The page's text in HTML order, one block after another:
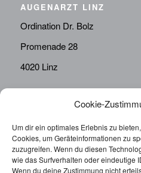
Cookie-
Um dir ein optimales Erlebnis zu
Cookies, um Geräteinformationen zu
zuzugreifen. Wenn du diesen
wie das Surfverhalten oder eindeutige
Wenn du deine Zustimmung nicht
AUGENARZT LINZ
Ordination Dr. Bolz
Promenade 28
4020 Linz
Telefon:
0676814287655
sekretariat@drbolz.at